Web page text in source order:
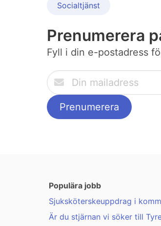
Socialtjänst
Prenumerera
Fyll i din e-postadress
Populära jobb
Sjuksköterskeuppdrag i
Är du stjärnan vi söker till